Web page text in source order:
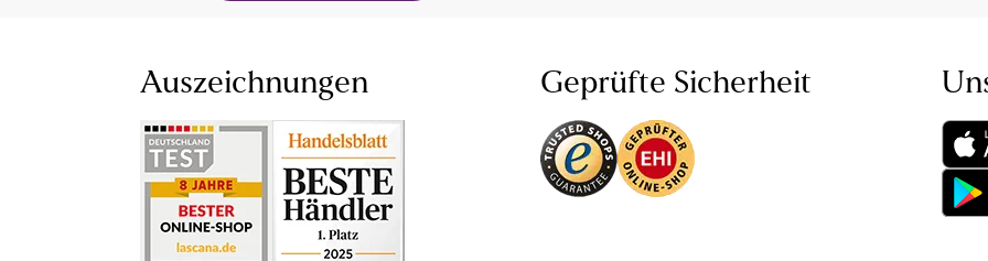
Auszeichnungen Geprüfte Sicherheit